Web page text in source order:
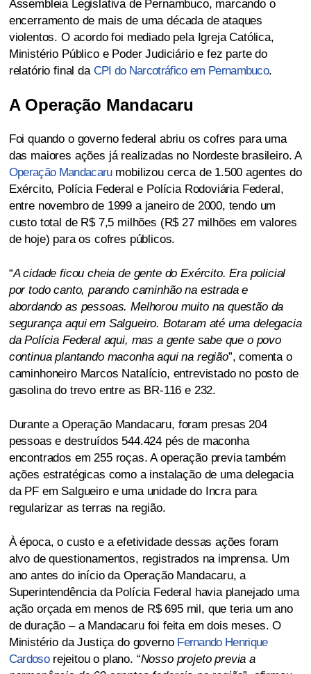
Assembleia Legislativa de Pernambuco, marcando o
encerramento de mais de uma década de ataques
violentos. O acordo foi mediado pela Igreja Católica,
Ministério Público e Poder Judiciário e fez parte do
relatório final da CPI do Narcotráfico em Pernambuco.
A Operação Mandacaru
Foi quando o governo federal abriu os cofres para uma
das maiores ações já realizadas no Nordeste brasileiro. A
Operação Mandacarumobilizou cerca de 1.500 agentes do
Exército, Polícia Federal e Polícia Rodoviária Federal,
entre novembro de 1999 a janeiro de 2000, tendo um
custo total de R$ 7,5 milhões (R$ 27 milhões em valores
de hoje) para os cofres públicos.
“A cidade ficou cheia de gente do Exército. Era policial
por todo canto, parando caminhão na estrada e
abordando as pessoas. Melhorou muito na questão da
segurança aqui em Salgueiro. Botaram até uma delegacia
da Polícia Federal aqui, mas a gente sabe que o povo
continua plantando maconha aqui na região”, comenta o
caminhoneiro Marcos Natalício, entrevistado no posto de
gasolina do trevo entre as BR-116 e 232.
Durante a Operação Mandacaru, foram presas 204
pessoas e destruídos 544.424 pés de maconha
encontrados em 255 roças. A operação previa também
ações estratégicas como a instalação de uma delegacia
da PF em Salgueiro e uma unidade do Incra para
regularizar as terras na região.
À época, o custo e a efetividade dessas ações foram
alvo de questionamentos, registrados na imprensa. Um
ano antes do início da Operação Mandacaru, a
Superintendência da Polícia Federal havia planejado uma
ação orçada em menos de R$ 695 mil, que teria um ano
de duração – a Mandacaru foi feita em dois meses. O
Ministério da Justiça do governo Fernando Henrique
Cardosorejeitou o plano. “Nosso projeto previa a